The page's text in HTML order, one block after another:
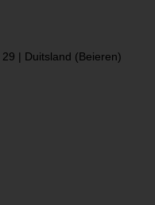
| Duitsland (Beieren)